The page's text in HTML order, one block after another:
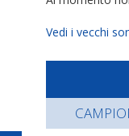
Vedi i vecchi